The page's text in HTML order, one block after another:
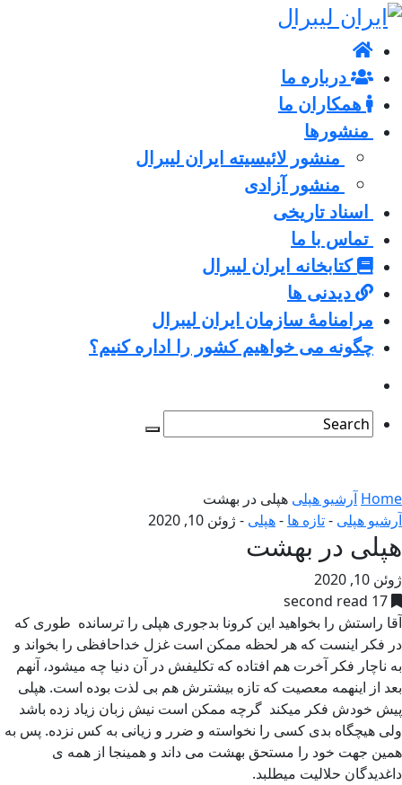
درباره ما
همکاران ما
منشورها
منشور لائیسیته ایران لیبرال
منشور آزادی
اسناد تاریخی
تماس با ما
کتابخانه ایران لیبرال
دیدنی ها
مرامنامۀ سازمان ایران لیبرال
چگونه می خواهیم کشور را اداره کنیم؟
Home آرشیو هپلی هپلی در بهشت
آرشیو هپلی -تازه ها -هپلی - ژوئن 10, 2020
هپلی در بهشت
ژوئن 10, 2020
17 second read
آقا راستش را بخواهید این کرونا بدجوری هپلی را ترسانده طوری که
در فکر اینست که هر لحظه ممکن است غزل خداحافظی را بخواند و
به ناچار فکر آخرت هم افتاده که تکلیفش در آن دنیا چه میشود، آنهم
بعد از اینهمه معصیت که تازه بیشترش هم بی لذت بوده است. هپلی
پیش خودش فکر میکند گرچه ممکن است نیش زبان زیاد زده باشد
ولی هیچگاه بدی کسی را نخواسته و ضرر و زیانی به کس نزده. پس به
همین جهت خود را مستحق بهشت می داند و همینجا از همه ی
داغدیدگان حلالیت میطلبد.